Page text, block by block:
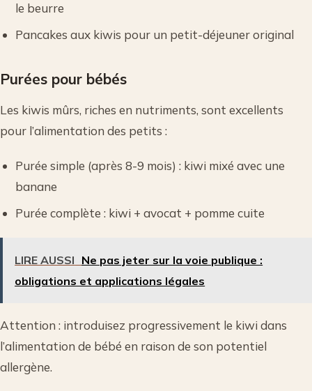
le beurre
Pancakes aux kiwis pour un petit-déjeuner original
Purées pour bébés
Les kiwis mûrs, riches en nutriments, sont excellents
pour l’alimentation des petits :
Purée simple (après 8-9 mois) : kiwi mixé avec une
banane
Purée complète : kiwi + avocat + pomme cuite
LIRE AUSSI Ne pas jeter sur la voie publique :
obligations et applications légales
Attention : introduisez progressivement le kiwi dans
l’alimentation de bébé en raison de son potentiel
allergène.